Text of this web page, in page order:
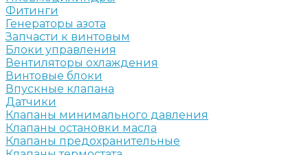
Фитинги
Генераторы азота
Запчасти к винтовым
Блоки управления
Вентиляторы охлаждения
Винтовые блоки
Впускные клапана
Датчики
Клапаны минимального давления
Клапаны остановки масла
Клапаны предохранительные